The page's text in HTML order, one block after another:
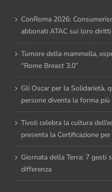
ConRoma 2026:
abbonati ATAC sui loro
Tumore della mammella,
“Rome Breast 3.0”
Gli Oscar per la Solidarietà,
persone diventa la forma
Tivoli celebra la cultura
presenta la Certificazione
Giornata della Terra: 7 gesti
differenza